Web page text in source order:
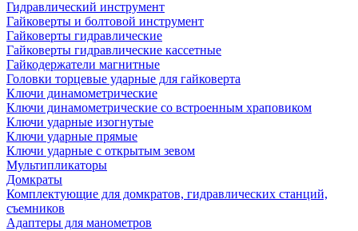
Гидравлический инструмент
Гайковерты и болтовой инструмент
Гайковерты гидравлические
Гайковерты гидравлические кассетные
Гайкодержатели магнитные
Головки торцевые ударные для гайковерта
Ключи динамометрические
Ключи динамометрические со встроенным храповиком
Ключи ударные изогнутые
Ключи ударные прямые
Ключи ударные с открытым зевом
Мультипликаторы
Домкраты
Комплектующие для домкратов, гидравлических станций,
съемников
Адаптеры для манометров